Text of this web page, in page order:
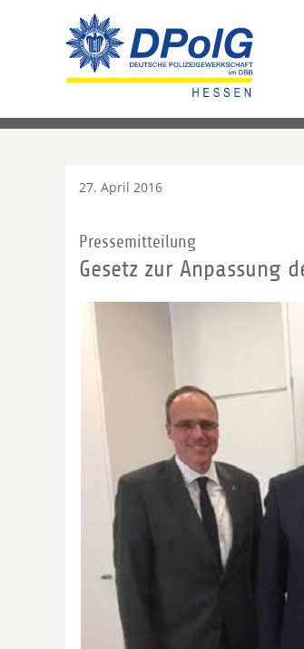
27. April 2016
Pressemitteilung
Gesetz zur Anpassung